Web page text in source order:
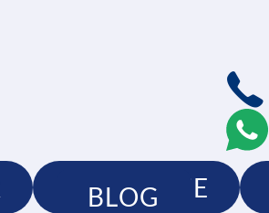
PRODUKTE
BLOG